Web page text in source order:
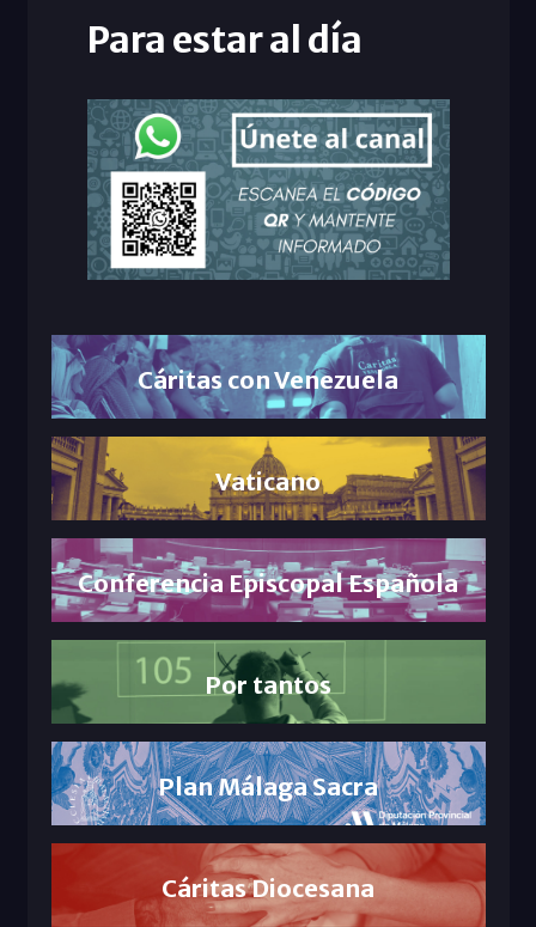
Para estar al día
Cáritas con Venezuela
Vaticano
Conferencia Episcopal Española
Por tantos
Plan Málaga Sacra
Cáritas Diocesana